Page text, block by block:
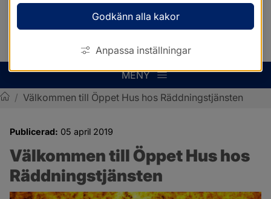
MENY
/ Välkommen till Öppet Hus hos Räddningstjänsten
Publicerad: 05 april 2019
Välkommen till Öppet Hus hos
Räddningstjänsten
Godkänn alla kakor
Anpassa inställningar